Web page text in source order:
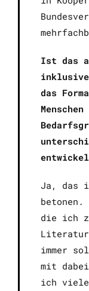
Ist das
das
Ja, das
betonen.
die ich
immer
mit
ich viele